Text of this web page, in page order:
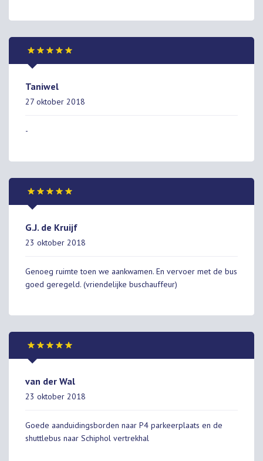
Taniwel
27 oktober 2018
-
G.J. de Kruijf
23 oktober 2018
Genoeg ruimte toen we aankwamen. En vervoer met de bus
goed geregeld. (vriendelijke buschauffeur)
van der Wal
23 oktober 2018
Goede aanduidingsborden naar P4 parkeerplaats en de
shuttlebus naar Schiphol vertrekhal